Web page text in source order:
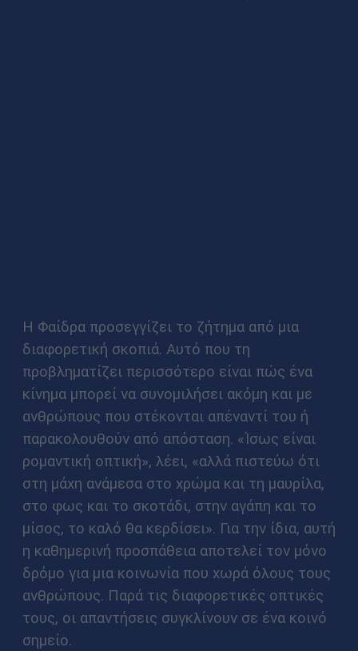
Η Φαίδρα προσεγγίζει το ζήτημα από μια
διαφορετική σκοπιά. Αυτό που τη
προβληματίζει περισσότερο είναι πώς ένα
κίνημα μπορεί να συνομιλήσει ακόμη και με
ανθρώπους που στέκονται απέναντί του ή
παρακολουθούν από απόσταση. «Ίσως είναι
ρομαντική οπτική», λέει, «αλλά πιστεύω ότι
στη μάχη ανάμεσα στο χρώμα και τη μαυρίλα,
στο φως και το σκοτάδι, στην αγάπη και το
μίσος, το καλό θα κερδίσει». Για την ίδια, αυτή
η καθημερινή προσπάθεια αποτελεί τον μόνο
δρόμο για μια κοινωνία που χωρά όλους τους
ανθρώπους. Παρά τις διαφορετικές οπτικές
τους, οι απαντήσεις συγκλίνουν σε ένα κοινό
σημείο.